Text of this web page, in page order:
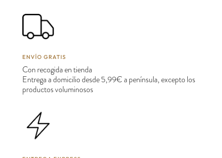
ENVÍO GRATIS
Con recogida en tienda
Entrega a domicilio desde 5,99€ a península, excepto los
productos voluminosos